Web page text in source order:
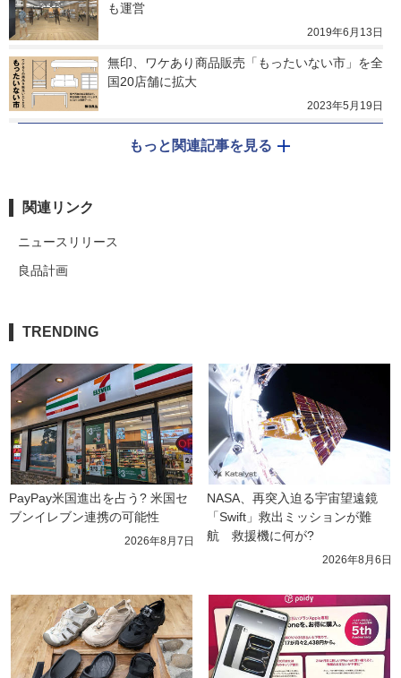
も運営
2019年6月13日
無印、ワケあり商品販売「もったいない市」を全
国20店舗に拡大
2023年5月19日
もっと関連記事を見る
関連リンク
ニュースリリース
良品計画
TRENDING
PayPay米国進出を占う? 米国セ
ブンイレブン連携の可能性
2026年8月7日
NASA、再突入迫る宇宙望遠鏡
「Swift」救出ミッションが難
航　救援機に何が?
2026年8月6日